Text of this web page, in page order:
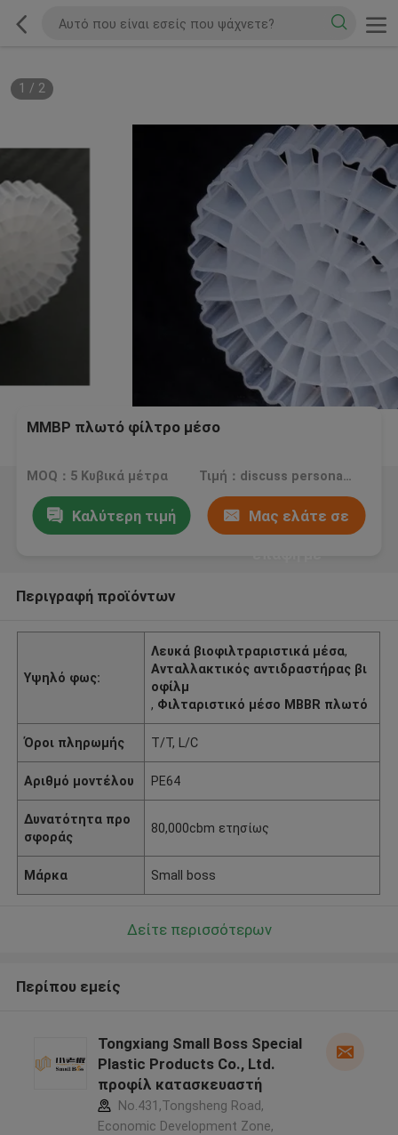
1 / 2
ΜΜΒΡ πλωτό φίλτρο μέσο
MOQ：5 Κυβικά μέτρα Τιμή：discuss personally
Καλύτερη τιμή Μας ελάτε σε
Περιγραφή προϊόντων
Υψηλό φως:
Λευκά βιοφιλτραριστικά μέσα,
Ανταλλακτικός αντιδραστήρας βι
οφίλμ
, Φιλταριστικό μέσο MBBR πλωτό
Όροι πληρωμής T/T, L/C
Αριθμό μοντέλου PE64
Δυνατότητα προ
σφοράς
80,000cbm ετησίως
Μάρκα Small boss
Δείτε περισσότερων
Περίπου εμείς
Tongxiang Small Boss Special
Plastic Products Co., Ltd.
προφίλ κατασκευαστή
No.431,Tongsheng Road,
Economic Development Zone,